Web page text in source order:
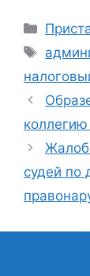
Метки
коллегию
судей по